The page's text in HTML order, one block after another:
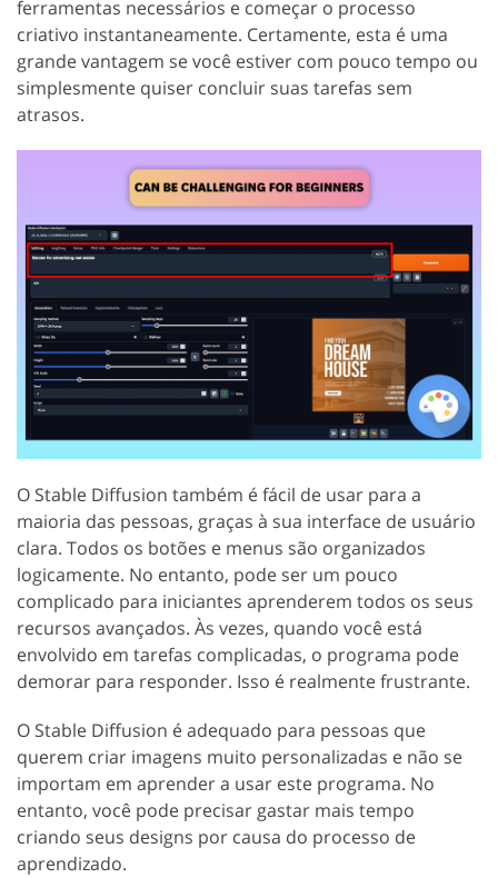
ferramentas necessários e começar o processo
criativo instantaneamente. Certamente, esta é uma
grande vantagem se você estiver com pouco tempo ou
simplesmente quiser concluir suas tarefas sem
atrasos.
O Stable Diffusion também é fácil de usar para a
maioria das pessoas, graças à sua interface de usuário
clara. Todos os botões e menus são organizados
logicamente. No entanto, pode ser um pouco
complicado para iniciantes aprenderem todos os seus
recursos avançados. Às vezes, quando você está
envolvido em tarefas complicadas, o programa pode
demorar para responder. Isso é realmente frustrante.
O Stable Diffusion é adequado para pessoas que
querem criar imagens muito personalizadas e não se
importam em aprender a usar este programa. No
entanto, você pode precisar gastar mais tempo
criando seus designs por causa do processo de
aprendizado.